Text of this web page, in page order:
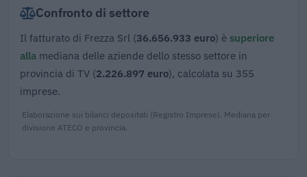
Confronto di settore
Il fatturato di Frezza Srl (36.656.933 euro) è superiore
alla mediana delle aziende dello stesso settore in
provincia di TV (2.226.897 euro), calcolata su 355
imprese.
Elaborazione sui bilanci depositati (Registro Imprese). Mediana per
divisione ATECO e provincia.